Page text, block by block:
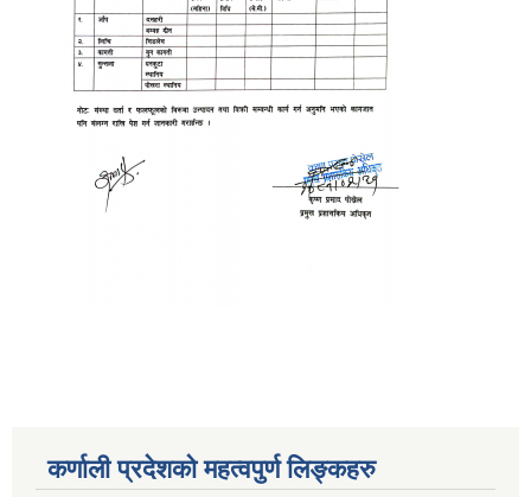
कर्णाली प्रदेशको महत्वपुर्ण लिङ्कहरु